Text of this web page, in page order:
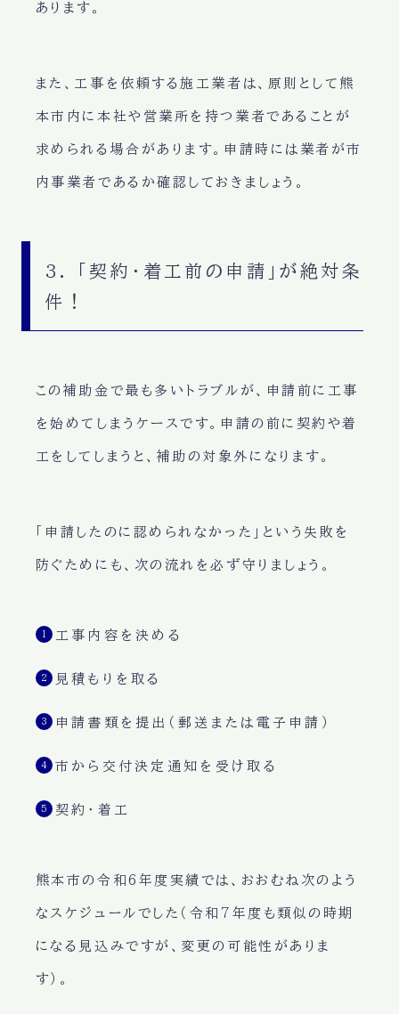
あります。
また、工事を依頼する施工業者は、原則として 熊
本市内に本社や営業所を持つ業者であることが
求められる場合があります。申請時には業者が市
内事業者であるか確認しておきましょう。
3. 「契約・着工前の申請」が絶対条
件！
この補助金で最も多いトラブルが、申請前に工事
を始めてしまうケースです。 申請の前に契約や着
工をしてしまうと、補助の対象外になります。
「申請したのに認められなかった」という失敗を
防ぐためにも、次の流れを必ず守りましょう。
工事内容を決める
見積もりを取る
申請書類を提出 （郵送または電子申請）
市から交付決定通知を受け取る
契約・着工
熊本市の令和6年度実績では、おおむね次のよう
なスケジュールでした（令和7年度も類似の時期
になる見込みですが、変更の可能性がありま
す）。